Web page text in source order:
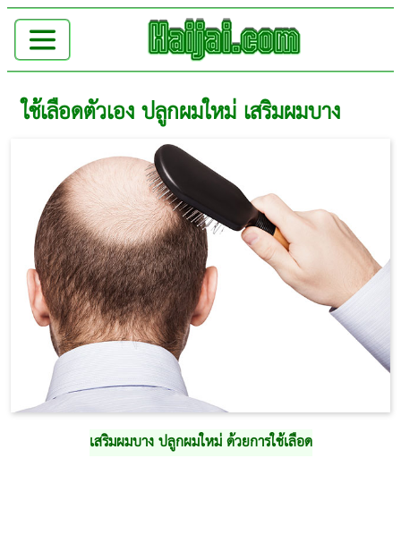
ใช้เลือดตัวเอง ปลูกผมใหม่ เสริมผมบาง
เสริมผมบาง ปลูกผมใหม่ ด้วยการใช้เลือด